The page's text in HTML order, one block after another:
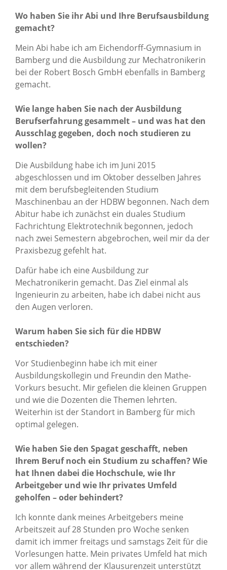
Wo haben Sie ihr Abi und Ihre Berufsausbildung
gemacht?
Mein Abi habe ich am Eichendorff-Gymnasium in
Bamberg und die Ausbildung zur Mechatronikerin
bei der Robert Bosch GmbH ebenfalls in Bamberg
gemacht.
Wie lange haben Sie nach der Ausbildung
Berufserfahrung gesammelt – und was hat den
Ausschlag gegeben, doch noch studieren zu
wollen?
Die Ausbildung habe ich im Juni 2015
abgeschlossen und im Oktober desselben Jahres
mit dem berufsbegleitenden Studium
Maschinenbau an der HDBW begonnen. Nach dem
Abitur habe ich zunächst ein duales Studium
Fachrichtung Elektrotechnik begonnen, jedoch
nach zwei Semestern abgebrochen, weil mir da der
Praxisbezug gefehlt hat.
Dafür habe ich eine Ausbildung zur
Mechatronikerin gemacht. Das Ziel einmal als
Ingenieurin zu arbeiten, habe ich dabei nicht aus
den Augen verloren.
Warum haben Sie sich für die HDBW
entschieden?
Vor Studienbeginn habe ich mit einer
Ausbildungskollegin und Freundin den Mathe-
Vorkurs besucht. Mir gefielen die kleinen Gruppen
und wie die Dozenten die Themen lehrten.
Weiterhin ist der Standort in Bamberg für mich
optimal gelegen.
Wie haben Sie den Spagat geschafft, neben
Ihrem Beruf noch ein Studium zu schaffen? Wie
hat Ihnen dabei die Hochschule, wie Ihr
Arbeitgeber und wie Ihr privates Umfeld
geholfen – oder behindert?
Ich konnte dank meines Arbeitgebers meine
Arbeitszeit auf 28 Stunden pro Woche senken
damit ich immer freitags und samstags Zeit für die
Vorlesungen hatte. Mein privates Umfeld hat mich
vor allem während der Klausurenzeit unterstützt